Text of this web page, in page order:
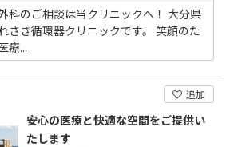
科のご相談は当クリニックへ！ 大分県
さき循環器クリニックです。 笑顔のた
療...
追加
安心の医療と快適な空間をご提供い
たします